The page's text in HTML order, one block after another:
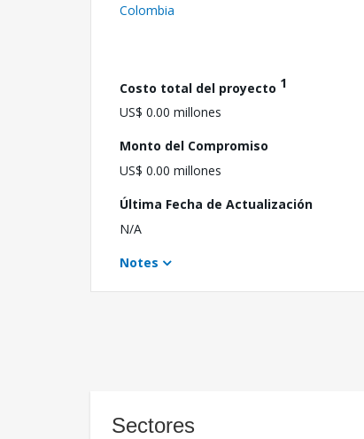
Colombia
Costo total del proyecto 1
US$ 0.00 millones
Monto del Compromiso
US$ 0.00 millones
Última Fecha de Actualización
N/A
Notes
Sectores